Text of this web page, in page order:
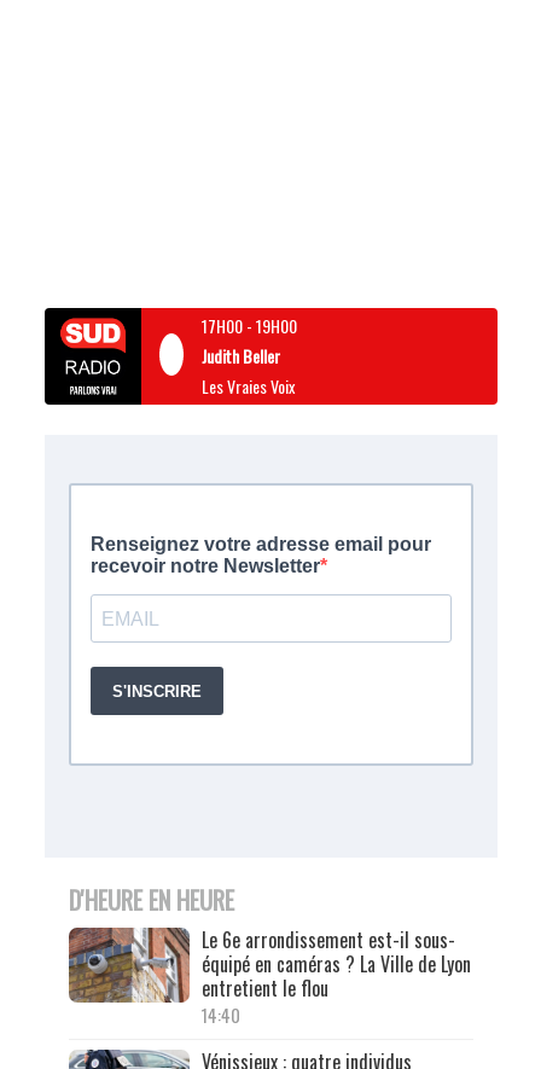
17H00-19H00
Judith Beller
Les Vraies Voix
D'HEURE EN HEURE
Le 6e arrondissement est-il sous-
équipé en caméras ? La Ville de Lyon
entretient le flou
14:40
Vénissieux : quatre individus